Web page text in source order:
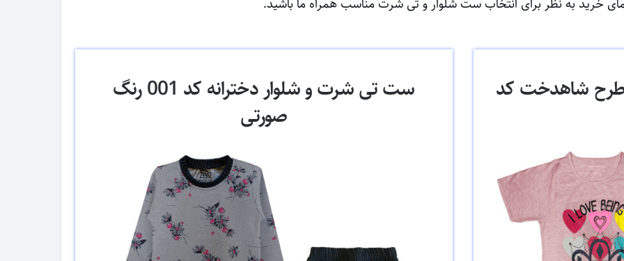
خرید به نظر برای انتخاب ست شلوار و تی شرت مناسب همراه ما باشید.
ست تی شرت و شلوار دخترانه کد 001 رنگ
صورتی
طرح شاهدخت کد